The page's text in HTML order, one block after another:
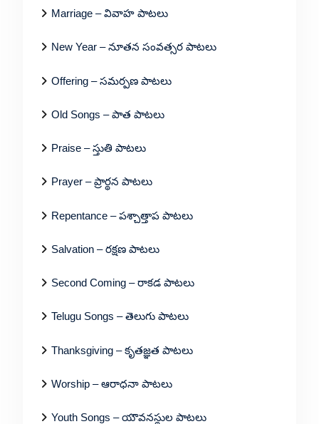
Marriage – వివాహ పాటలు
New Year – నూతన సంవత్సర పాటలు
Offering – సమర్పణ పాటలు
Old Songs – పాత పాటలు
Praise – స్తుతి పాటలు
Prayer – ప్రార్థన పాటలు
Repentance – పశ్చాత్తాప పాటలు
Salvation – రక్షణ పాటలు
Second Coming – రాకడ పాటలు
Telugu Songs – తెలుగు పాటలు
Thanksgiving – కృతజ్ఞత పాటలు
Worship – ఆరాధనా పాటలు
Youth Songs – యౌవనస్థుల పాటలు